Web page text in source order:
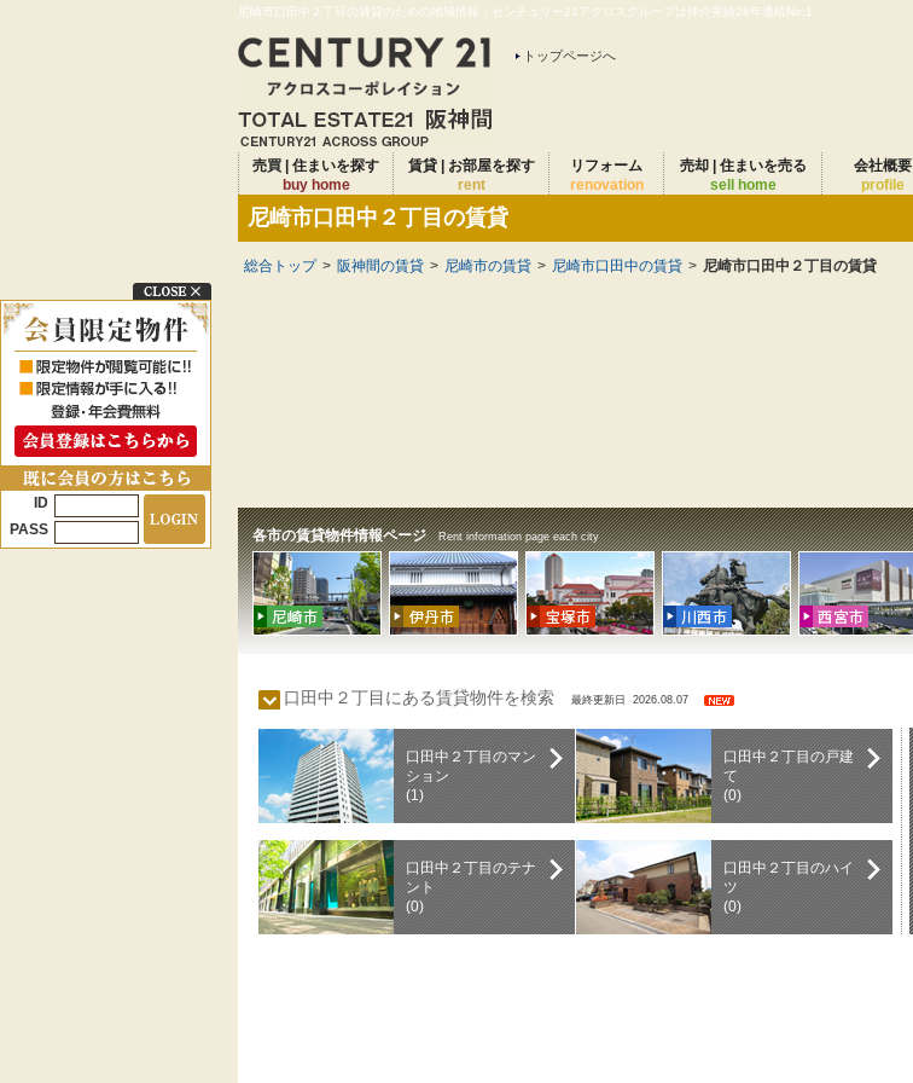
尼崎市口田中２丁目の賃貸のための地域情報｜センチュリー21アクロスグループは仲介実績28年連続No.1
トップページへ
売買 | 住まいを探す
buy home
賃貸 | お部屋を探す
rent
リフォーム
renovation
売却 | 住まいを売る
sell home
会社概要
profile
尼崎市口田中２丁目の賃貸
総合トップ > 阪神間の賃貸 > 尼崎市の賃貸 > 尼崎市口田中の賃貸 > 尼崎市口田中２丁目の賃貸
各市の賃貸物件情報ページ Rent information page each city
口田中２丁目にある賃貸物件を検索 最終更新日 2026.08.07
口田中２丁目のマン
ション
(1)
口田中２丁目の戸建
て
(0)
口田中２丁目のテナ
ント
(0)
口田中２丁目のハイ
ツ
(0)
ID
PASS